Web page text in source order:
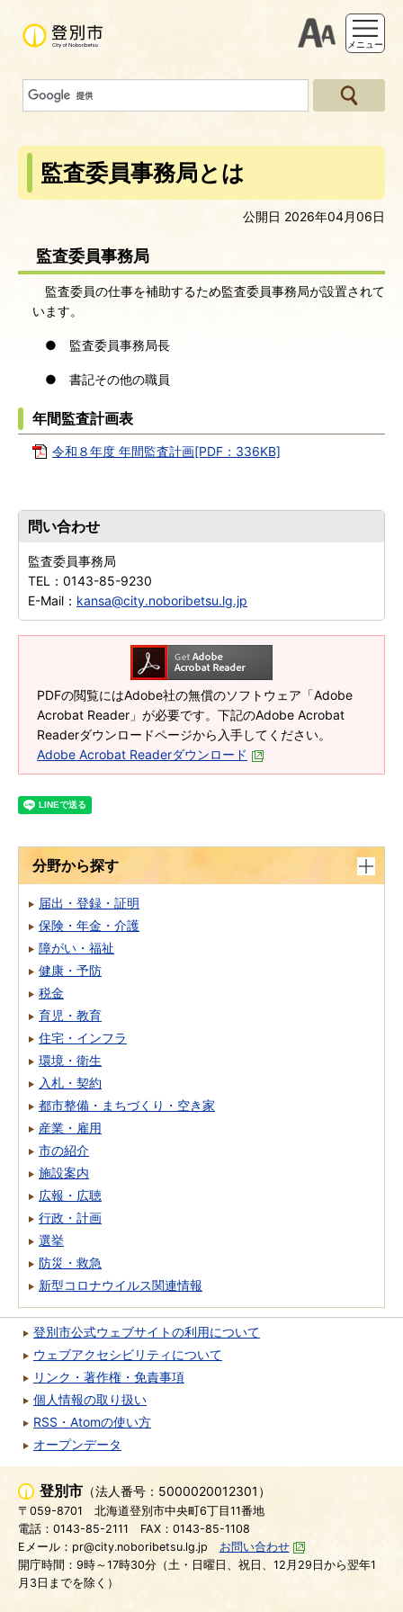
支援ツー
メニュー
監査委員事務局とは
公開日 2026年04月06日
監査委員事務局
監査委員の仕事を補助するため監査委員事務局が設置されて
います。
● 監査委員事務局長
● 書記その他の職員
年間監査計画表
令和８年度 年間監査計画[PDF：336KB]
問い合わせ
監査委員事務局
TEL： 0143-85-9230
E-Mail： kansa@city.noboribetsu.lg.jp
PDFの閲覧にはAdobe社の無償のソフトウェア「Adobe
Acrobat Reader」が必要です。下記のAdobe Acrobat
Readerダウンロードページから入手してください。
Adobe Acrobat Readerダウンロード
分野から探す
届出・登録・証明
保険・年金・介護
障がい・福祉
健康・予防
税金
育児・教育
住宅・インフラ
環境・衛生
入札・契約
都市整備・まちづくり・空き家
産業・雇用
市の紹介
施設案内
広報・広聴
行政・計画
選挙
防災・救急
新型コロナウイルス関連情報
登別市公式ウェブサイトの利用について
ウェブアクセシビリティについて
リンク・著作権・免責事項
個人情報の取り扱い
RSS・Atomの使い方
オープンデータ
登別市 （法人番号：5000020012301）
〒059-8701
北海道登別市中央町6丁目11番地
電話：0143-85-2111
FAX：0143-85-1108
Eメール：pr@city.noboribetsu.lg.jp
お問い合わせ
開庁時間：9時～17時30分（土・日曜日、祝日、12月29日から翌年1
月3日までを除く）